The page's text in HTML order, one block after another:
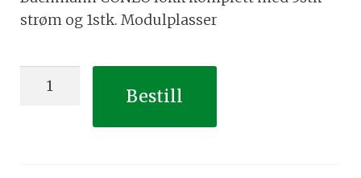
strøm og 1stk. Modulplasser
CONEO
Bestill